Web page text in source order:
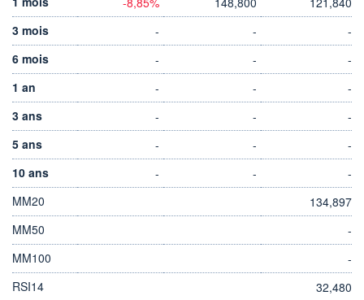
3 mois
- -
-
6 mois
- -
-
1 an
- -
-
3 ans
- -
-
5 ans
- -
-
10 ans
- -
-
MM20
134,897
MM50
-
MM100
-
RSI14
32,480